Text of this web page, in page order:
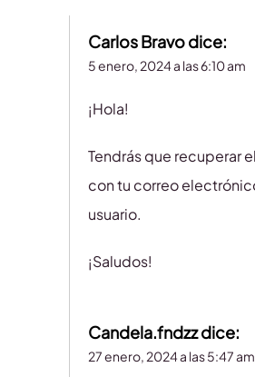
Carlos Bravodice:
5 enero, 2024 a las 6:10 am
¡Hola!
Tendrás que recuperar
con tu correo
usuario.
¡Saludos!
Candela.fndzzdice:
27 enero, 2024 a las 5:47 am